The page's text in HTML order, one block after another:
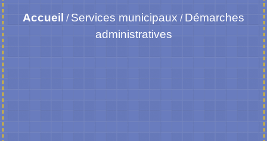
Accueil / Services municipaux / Démarches
administratives